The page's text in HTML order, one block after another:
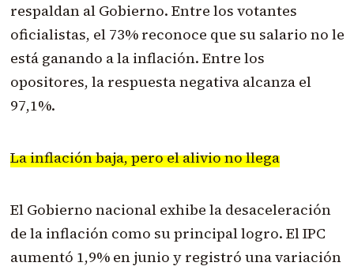
respaldan al Gobierno. Entre los votantes
oficialistas, el 73% reconoce que su salario no le
está ganando a la inflación. Entre los
opositores, la respuesta negativa alcanza el
97,1%.
La inflación baja, pero el alivio no llega
El Gobierno nacional exhibe la desaceleración
de la inflación como su principal logro. El IPC
aumentó 1,9% en junio y registró una variación